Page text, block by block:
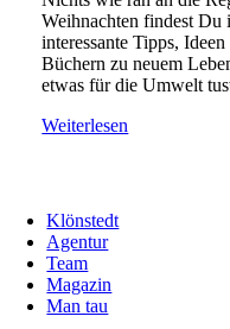
Weihnachten findest
interessante Tipps,
Büchern zu neuem
etwas für die Umwelt
Weiterlesen
Klönstedt
Agentur
Team
Magazin
Man tau